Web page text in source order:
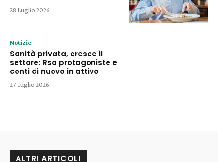
28 Luglio 2026
Notizie
Sanità privata, cresce il
settore: Rsa protagoniste e
conti di nuovo in attivo
27 Luglio 2026
ALTRI ARTICOLI